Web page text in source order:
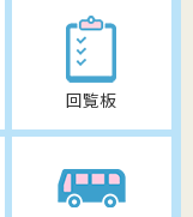
回覧板